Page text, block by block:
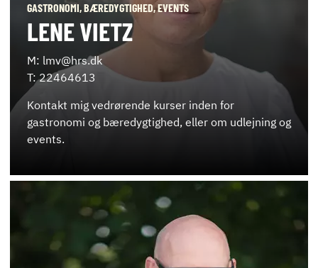
GASTRONOMI, BÆREDYGTIGHED, EVENTS
LENE VIETZ
M: lmv@hrs.dk
T: 22464613
Kontakt mig vedrørende kurser inden for
gastronomi og bæredygtighed, eller om udlejning og
events.